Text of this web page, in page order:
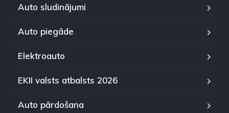
Auto sludinājumi
Auto piegāde
Elektroauto
EKII valsts atbalsts 2026
Auto pārdošana